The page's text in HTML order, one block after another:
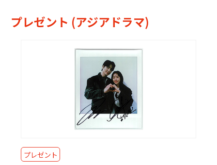
プレゼント (アジアドラマ)
プレゼント